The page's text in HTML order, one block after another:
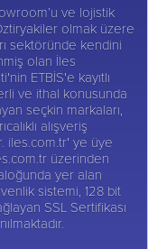
ve lojistik
olmak üzere
sektöründe kendini
olan İles
ETBİS'e kayıtlı
ve ithal konusunda
seçkin markaları,
alışveriş
iles.com.tr' ye üye
üzerinden
yer alan
sistemi, 128 bit
SSL Sertifikası